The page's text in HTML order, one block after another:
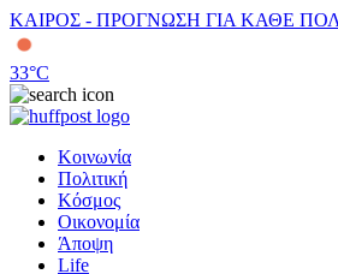
ΚΑΙΡΟΣ - ΠΡΟΓΝΩΣΗ ΓΙΑ ΚΑΘΕ
33°C
Κοινωνία
Πολιτική
Κόσμος
Οικονομία
Άποψη
Life